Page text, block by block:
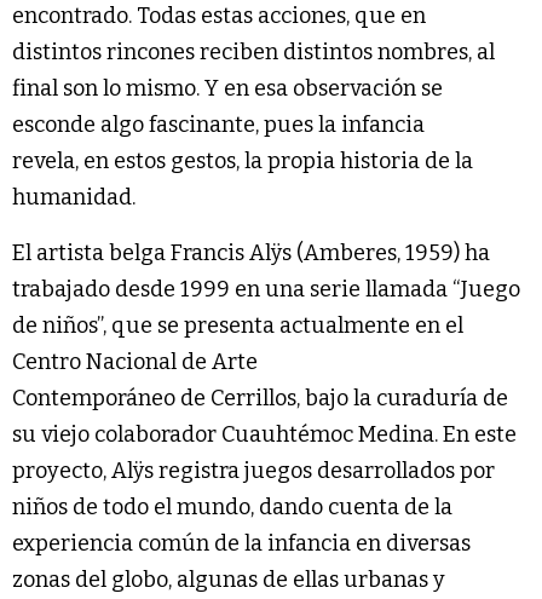
encontrado. Todas estas acciones, que en
distintos rincones reciben distintos nombres, al
final son lo mismo. Y en esa observación se
esconde algo fascinante, pues la infancia
revela, en estos gestos, la propia historia de la
humanidad.
El artista belga Francis Alÿs (Amberes, 1959) ha
trabajado desde 1999 en una serie llamada “Juego
de niños”, que se presenta actualmente en el
Centro Nacional de Arte
Contemporáneo de Cerrillos, bajo la curaduría de
su viejo colaborador Cuauhtémoc Medina. En este
proyecto, Alÿs registra juegos desarrollados por
niños de todo el mundo, dando cuenta de la
experiencia común de la infancia en diversas
zonas del globo, algunas de ellas urbanas y